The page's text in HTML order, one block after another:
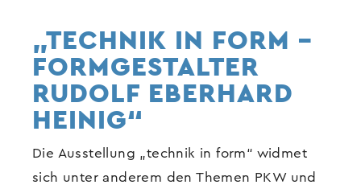
„TECHNIK IN FORM –
FORMGESTALTER
RUDOLF EBERHARD
HEINIG“
Die Ausstellung „technik in form“ widmet
sich unter anderem den Themen PKW und